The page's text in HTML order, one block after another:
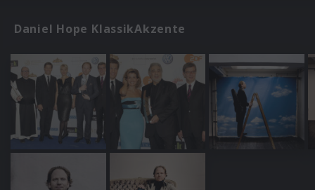
Daniel Hope KlassikAkzente